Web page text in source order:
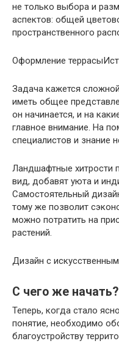
не только выбора и
аспектов: общей
пространственного
Оформление
Задача кажется
иметь общее
он начинается, и на
главное внимание. На
специалистов и знание
Ландшафтные хитрости
вид, добавят уюта и
Самостоятельный
тому же позволит
можно потратить на
растений.
Дизайн с
С чего же начать?
Теперь, когда стало
понятие, необходимо
благоустройству